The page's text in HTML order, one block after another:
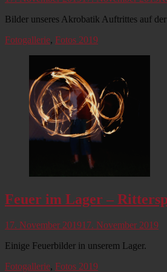
Bilder unseres Akrobatik Auftrittes auf
Kategorien
Fotogallerie, Fotos 2019
Feuer im Lager –
Veröffentlicht
17. November 201917. November 2019
Einige Feuerbilder in unserem Lager.
Kategorien
Fotogallerie, Fotos 2019